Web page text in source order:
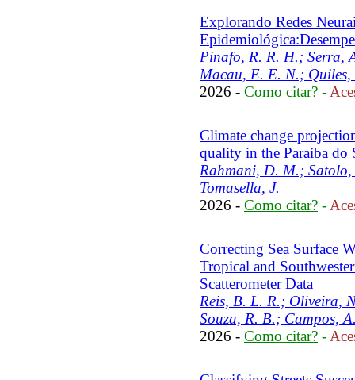
Explorando Redes
Pinafo, R. R. H.; Serra,
Macau, E. E. N.;
2026 - Como citar? -
Climate change
quality in the Paraíba do
Rahmani, D. M.;
Tomasella, J.
2026 - Como citar? -
Correcting Sea Surface
Tropical and
Scatterometer Data
Reis, B. L. R.; Oliveira,
Souza, R. B.; Campos,
2026 - Como citar? -